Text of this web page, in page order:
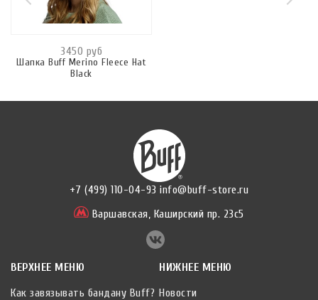
3450 руб
Шапка Buff Merino Fleece Hat
Black
+7 (499) 110-04-93 info@buff-store.ru
Варшавская, Каширский пр. 23с5
ВЕРХНЕЕ МЕНЮ
Как завязывать бандану Buff?
НИЖНЕЕ МЕНЮ
Новости